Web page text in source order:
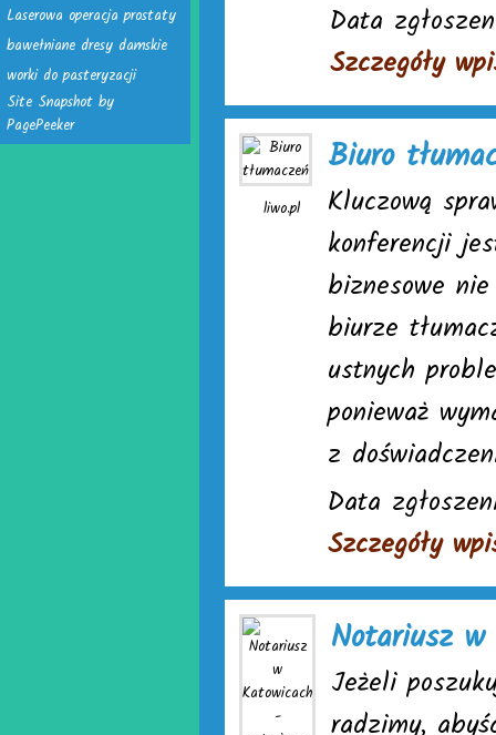
Laserowa operacja prostaty
bawełniane dresy damskie
worki do pasteryzacji
Site Snapshot by
PagePeeker
Data
Szczegóły
liwo.pl
Biuro
Kluczową
konferencji
biznesowe
biurze
ustnych
ponieważ
z
Data
Szczegóły
Notariusz
Jeżeli